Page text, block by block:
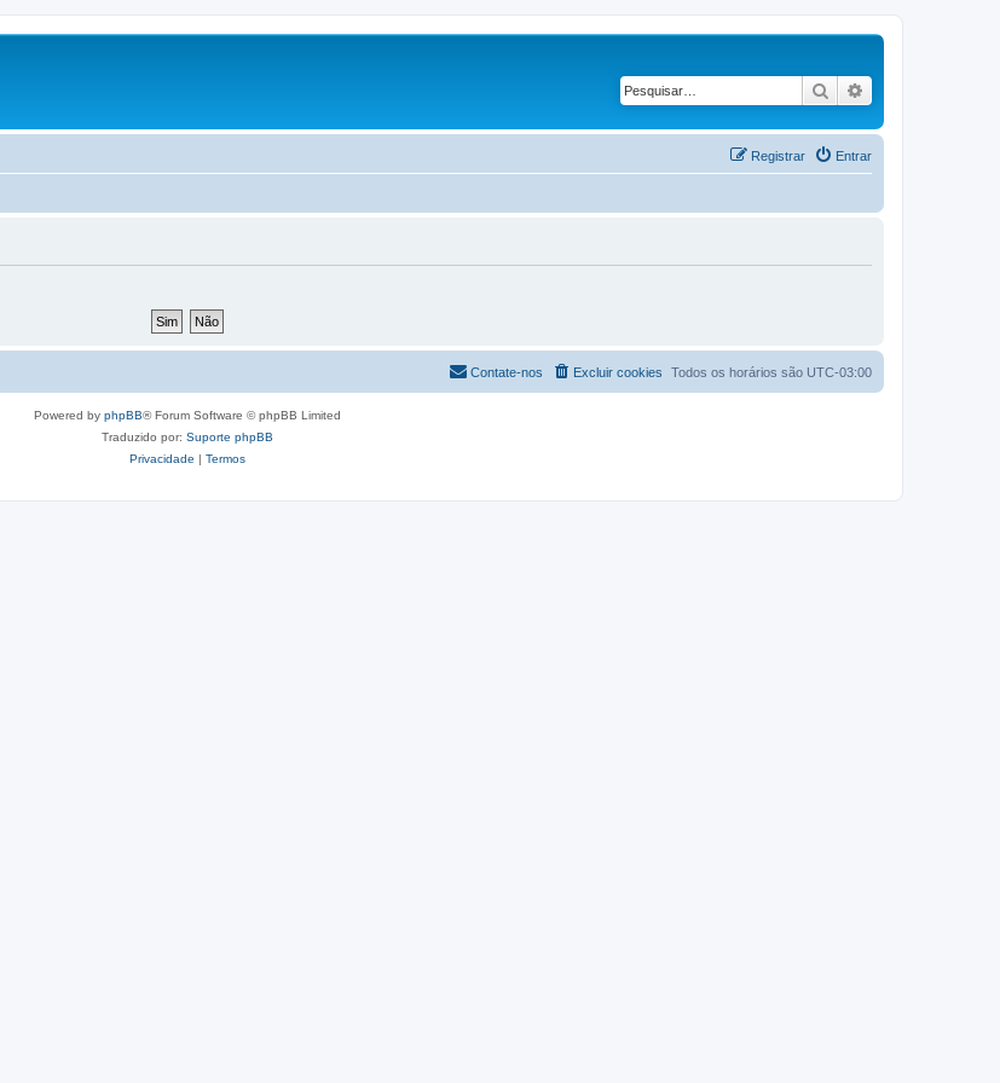
Pesquisar
Entrar
Registrar
Todos os horários são UTC-03:00
Excluir cookies
Contate-nos
Powered by phpBB® Forum Software © phpBB Limited
Traduzido por: Suporte phpBB
Privacidade | Termos